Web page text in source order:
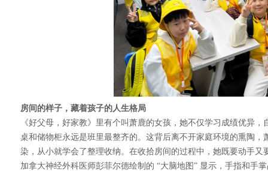
房间的样子，藏着孩子的人生格局
《好父母，好家教》里有个叫萧鹿的女孩，她不仅学习成绩优异
桌和储物柜永远是班里最整齐的。这背后离不开家庭环境的熏陶
染，从小就学会了整理收纳。在收拾房间的过程中，她既要动手
加拿大神经外科医师彭菲尔德绘制的 “大脑地图” 显示，手指和手